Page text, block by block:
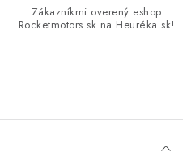
Zákazníkmi overený eshop
Rocketmotors.sk na Heuréka.sk!